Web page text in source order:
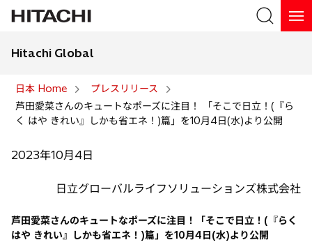
検索
Hitachi Global
日本 Home
プレスリリース
芦田愛菜さんのキュートなポーズに注目！ 「そこで日立！(『ら
く はや きれい』しかも省エネ！)篇」を10月4日(水)より公開
2023年10月4日
日立グローバルライフソリューションズ株式会社
芦田愛菜さんのキュートなポーズに注目！「そこで日立！(『らく
はや きれい』しかも省エネ！)篇」を10月4日(水)より公開